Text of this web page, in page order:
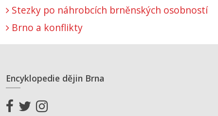
Stezky po náhrobcích brněnských osobností
Brno a konflikty
Encyklopedie dějin Brna